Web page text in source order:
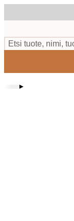
to
content.
Etsi tuote, nimi,
▸